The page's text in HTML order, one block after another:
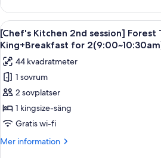
Tower
Accessible
King
Öppna
alla
foton
för
[Chef's
Kitchen
2nd
session]
Forest
Ett
5
[Chef's Kitchen 2nd session] Forest
King+Breakfast for
44 kvadratmeter
1 sovrum
2 sovplatser
1 kingsize-säng
Gratis wi-fi
Mer information
Mer